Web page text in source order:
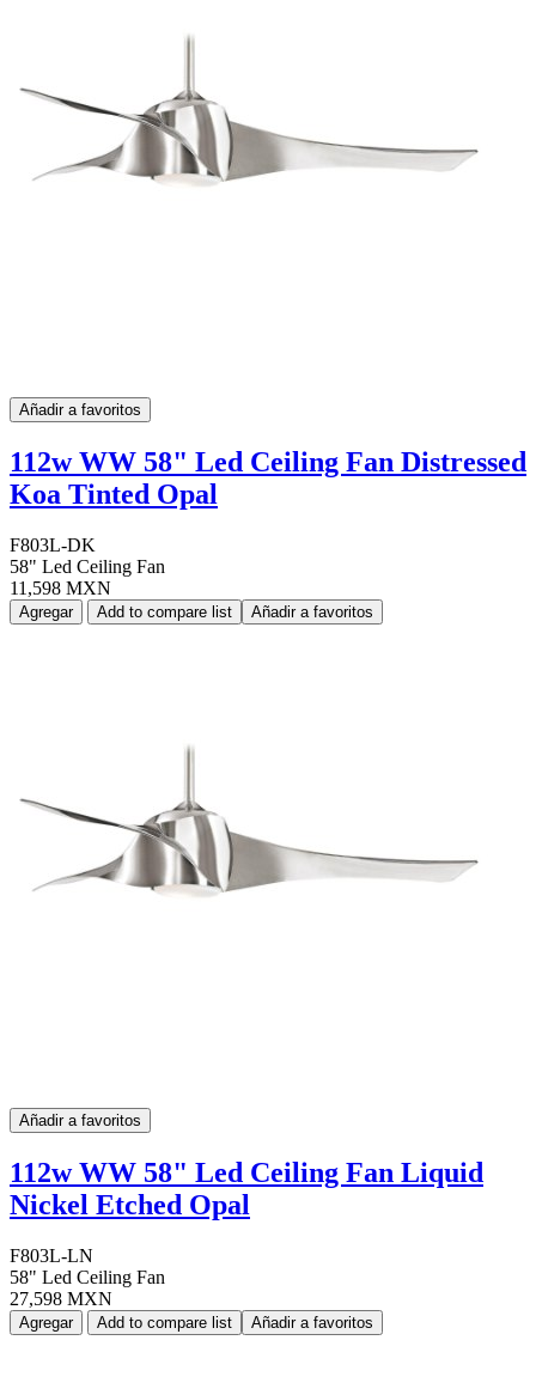
Añadir a favoritos
112w WW 58" Led Ceiling Fan Distressed
Koa Tinted Opal
F803L-DK
58" Led Ceiling Fan
11,598 MXN
Agregar Add to compare list Añadir a favoritos
Añadir a favoritos
112w WW 58" Led Ceiling Fan Liquid
Nickel Etched Opal
F803L-LN
58" Led Ceiling Fan
27,598 MXN
Agregar Add to compare list Añadir a favoritos